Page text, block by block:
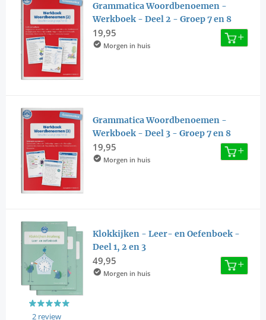
Grammatica Woordbenoemen -
Werkboek - Deel 2 - Groep 7 en 8
19,95
Morgen in huis
Grammatica Woordbenoemen -
Werkboek - Deel 3 - Groep 7 en 8
19,95
Morgen in huis
2 review
Klokkijken - Leer- en Oefenboek -
Deel 1, 2 en 3
49,95
Morgen in huis